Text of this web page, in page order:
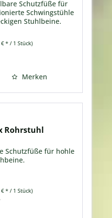
Schutzfüße für
Schwingstühle
Stuhlbeine.
€ * / 1 Stück)
Merken
Rohrstuhl
Schutzfüße für hohle
€ * / 1 Stück)